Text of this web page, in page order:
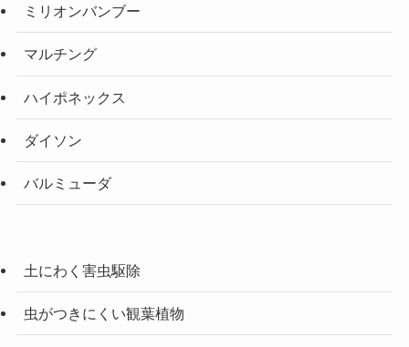
ミリオンバンブー
マルチング
ハイポネックス
ダイソン
バルミューダ
土にわく害虫駆除
虫がつきにくい観葉植物